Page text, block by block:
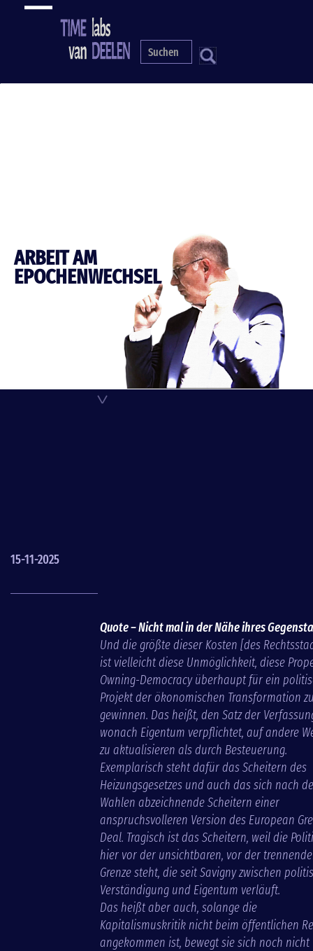
Direkt
S
ARBEIT AM
EPOCHENWECHSEL
15-11-2025
Quote – Nicht mal in der Nähe ihres
Und die größte dieser Kosten [des
ist vielleicht diese Unmöglichkeit, diese
Owning-Democracy überhaupt für ein
Projekt der ökonomischen Transformation
gewinnen. Das heißt, den Satz der
wonach Eigentum verpflichtet, auf andere
zu aktualisieren als durch Besteuerung.
Exemplarisch steht dafür das Scheitern des
Heizungsgesetzes und auch das sich nach
Wahlen abzeichnende Scheitern einer
anspruchsvolleren Version des European
Deal. Tragisch ist das Scheitern, weil die
hier vor der unsichtbaren, vor der
Grenze steht, die seit Savigny zwischen
Verständigung und Eigentum verläuft.
Das heißt aber auch, solange die
Kapitalismuskritik nicht beim öffentlichen
angekommen ist, bewegt sie sich noch nicht